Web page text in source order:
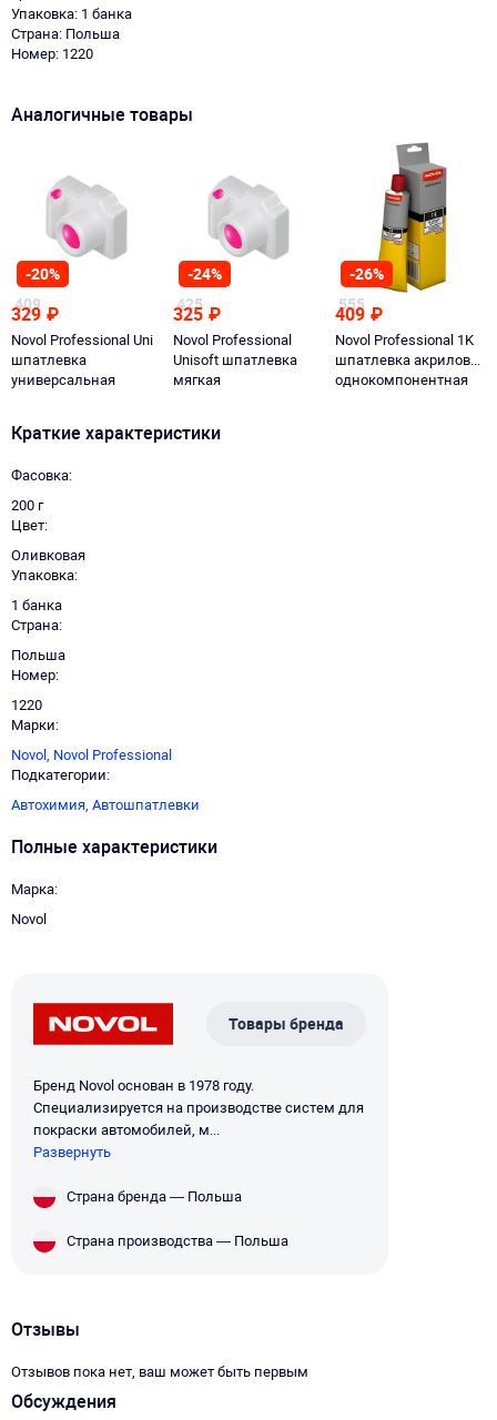
Упаковка: 1 банка
Страна: Польша
Номер: 1220
Аналогичные товары
-20%
409
329 ₽
Novol Professional Uni
шпатлевка
универсальная
-24%
425
325 ₽
Novol Professional
Unisoft шпатлевка
мягкая
-26%
555
409 ₽
Novol Professional 1K
шпатлевка акриловая
однокомпонентная
Краткие характеристики
Фасовка
200 г
Цвет
Оливковая
Упаковка
1 банка
Страна
Польша
Номер
1220
Марки
Novol, Novol Professional
Подкатегории
Автохимия, Автошпатлевки
Полные характеристики
Марка
Novol
Товары бренда
Бренд Novol основан в 1978 году.
Специализируется на производстве систем для
покраски автомобилей, м...
Развернуть
Страна бренда — Польша
Страна производства — Польша
Отзывы
Отзывов пока нет, ваш может быть первым
Обсуждения